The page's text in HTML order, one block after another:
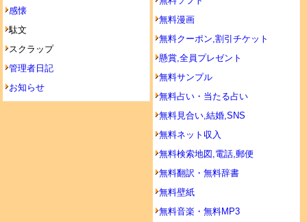
感懐
駄文
スクラップ
管理者日記
お知らせ
無料漫画
無料クーポン,割引チケット
懸賞,全員プレゼント
無料サンプル
無料占い・当たる占い
無料見合い,結婚,SNS
無料ネット収入
無料検索地図,電話,郵便
無料翻訳・無料辞書
無料壁紙
無料音楽・無料MP3